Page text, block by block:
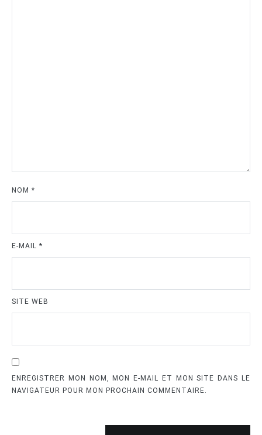
NOM *
E-MAIL *
SITE WEB
ENREGISTRER MON NOM, MON E-MAIL ET MON SITE DANS LE
NAVIGATEUR POUR MON PROCHAIN COMMENTAIRE.